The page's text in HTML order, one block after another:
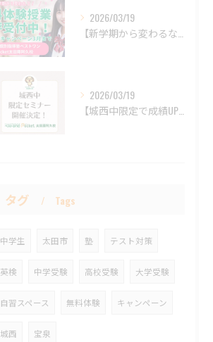
2026/03/19
2026/03/19
タグ Tags
中学生 太田市 塾 テスト対策
英検 中学受験 高校受験 大学受験
自習スペース 無料体験 キャンペーン
城西 宝泉